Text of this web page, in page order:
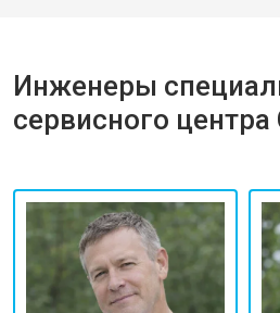
Инженеры
сервисного центра